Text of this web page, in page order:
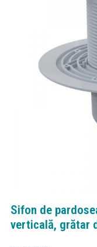
Sifon de
verticală, grătar